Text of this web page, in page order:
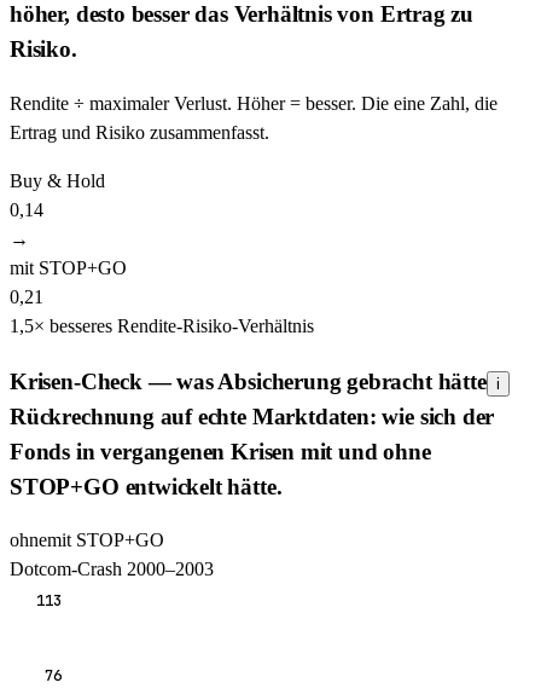
höher, desto besser das Verhältnis von Ertrag zu
Risiko.
Rendite ÷ maximaler Verlust. Höher = besser. Die eine Zahl, die
Ertrag und Risiko zusammenfasst.
Buy & Hold
0,14
→
mit STOP+GO
0,21
1,5× besseres Rendite-Risiko-Verhältnis
Krisen-Check — was Absicherung gebracht hätte i
Rückrechnung auf echte Marktdaten: wie sich der
Fonds in vergangenen Krisen mit und ohne
STOP+GO entwickelt hätte.
ohnemit STOP+GO
Dotcom-Crash 2000–2003
76
113